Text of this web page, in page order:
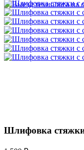
Шлифовка стяжки